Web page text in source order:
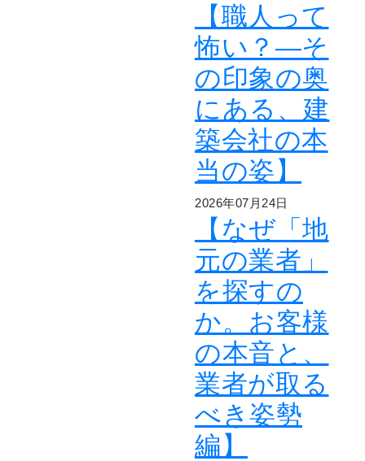
【職人って
怖い？―そ
の印象の奥
にある、建
築会社の本
当の姿】
2026年07月24日
【なぜ「地
元の業者」
を探すの
か。お客様
の本音と、
業者が取る
べき姿勢
編】